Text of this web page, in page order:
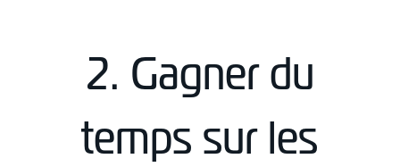
2. Gagner du
temps sur les